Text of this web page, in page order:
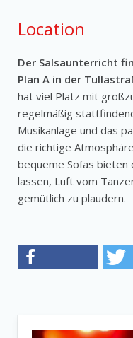
Location
Der Salsaunterricht
Plan A in der
hat viel Platz mit
regelmäßig
Musikanlage und das
die richtige
bequeme Sofas bieten
lassen, Luft vom
gemütlich zu plaudern.